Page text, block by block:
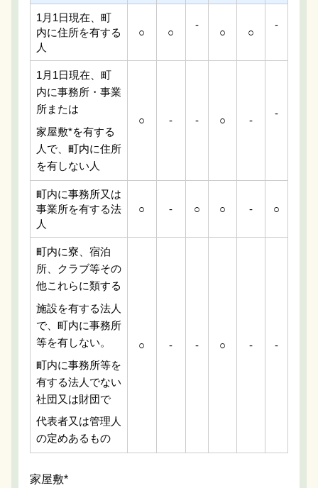
1月1日現在、町
内に住所を有する
人
○ ○
-
○ ○
-
1月1日現在、町
内に事務所・事業
所または
家屋敷*を有する
人で、町内に住所
を有しない人
○ - - ○ -
-
町内に事務所又は
事業所を有する法
人
○ - ○ ○ - ○
町内に寮、宿泊
所、クラブ等その
他これらに類する
施設を有する法人
で、町内に事務所
等を有しない。
町内に事務所等を
有する法人でない
社団又は財団で
代表者又は管理人
の定めあるもの
○ - - ○ - -
家屋敷*